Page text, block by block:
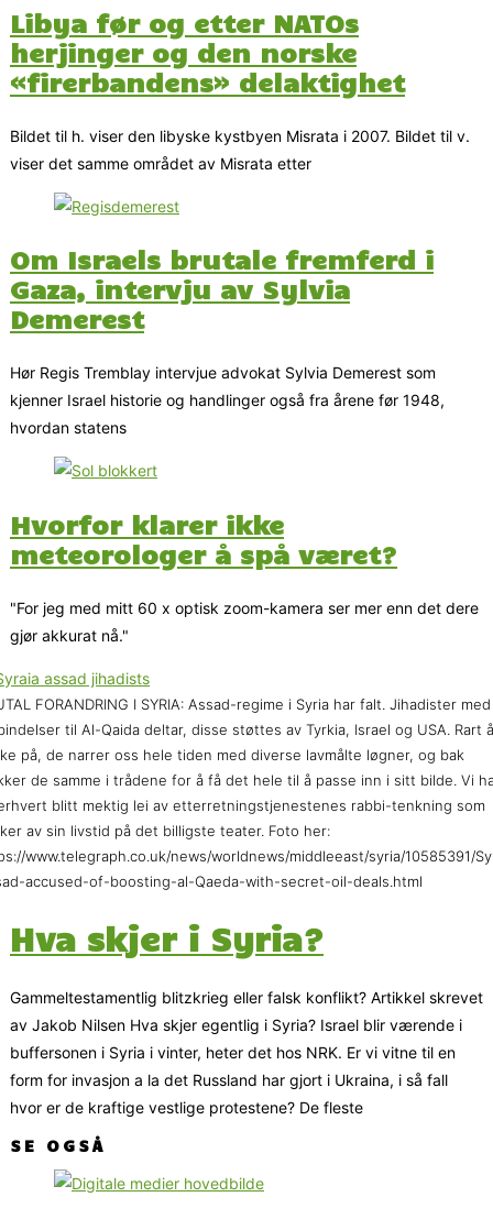
Libya før og etter NATOs
herjinger og den norske
«firerbandens» delaktighet
Bildet til h. viser den libyske kystbyen Misrata i 2007. Bildet til v.
viser det samme området av Misrata etter
Om Israels brutale fremferd i
Gaza, intervju av Sylvia
Demerest
Hør Regis Tremblay intervjue advokat Sylvia Demerest som
kjenner Israel historie og handlinger også fra årene før 1948,
hvordan statens
Hvorfor klarer ikke
meteorologer å spå været?
"For jeg med mitt 60 x optisk zoom-kamera ser mer enn det dere
gjør akkurat nå."
FORANDRING I SYRIA: Assad-regime i Syria har falt. Jihadister med
til Al-Qaida deltar, disse støttes av Tyrkia, Israel og USA. Rart å
på, de narrer oss hele tiden med diverse lavmålte løgner, og bak
de samme i trådene for å få det hele til å passe inn i sitt bilde. Vi
blitt mektig lei av etterretningstjenestenes rabbi-tenkning som
av sin livstid på det billigste teater. Foto her:
www.telegraph.co.uk/news/worldnews/middleeast/syria/10585391/
accused-of-boosting-al-Qaeda-with-secret-oil-deals.html
Hva skjer i Syria?
Gammeltestamentlig blitzkrieg eller falsk konflikt? Artikkel skrevet
av Jakob Nilsen Hva skjer egentlig i Syria? Israel blir værende i
buffersonen i Syria i vinter, heter det hos NRK. Er vi vitne til en
form for invasjon a la det Russland har gjort i Ukraina, i så fall
hvor er de kraftige vestlige protestene? De fleste
SE OGSÅ